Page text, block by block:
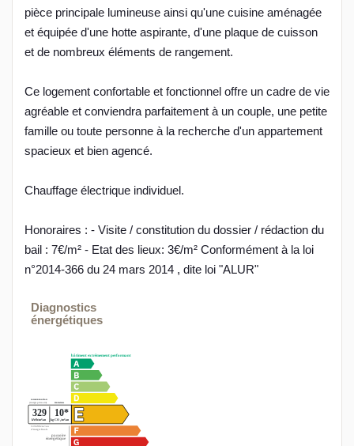
pièce principale lumineuse ainsi qu'une cuisine aménagée
et équipée d'une hotte aspirante, d'une plaque de cuisson
et de nombreux éléments de rangement.
Ce logement confortable et fonctionnel offre un cadre de vie
agréable et conviendra parfaitement à un couple, une petite
famille ou toute personne à la recherche d'un appartement
spacieux et bien agencé.
Chauffage électrique individuel.
Honoraires : - Visite / constitution du dossier / rédaction du
bail : 7€/m² - Etat des lieux: 3€/m² Conformément à la loi
n°2014-366 du 24 mars 2014 , dite loi "ALUR"
Diagnostics
énergétiques